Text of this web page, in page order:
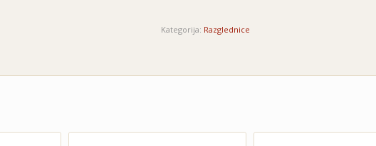
Kategorija: Razglednice